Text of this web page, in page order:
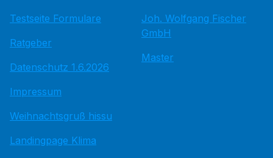
Testseite Formulare
Ratgeber
Datenschutz 1.6.2026
Impressum
Weihnachtsgruß hissu
Landingpage Klima
Joh. Wolfgang Fischer
GmbH
Master